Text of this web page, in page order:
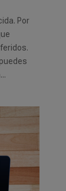
Por